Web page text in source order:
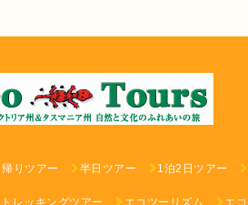
帰りツアー 半日ツアー 1泊2日ツアー
レッキングツアー エコツーリズム エ